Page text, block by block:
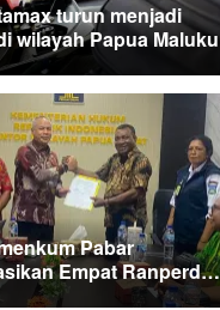
turun menjadi
wilayah Papua Maluku
Pabar
Empat Ranperda
Teluk Wondama